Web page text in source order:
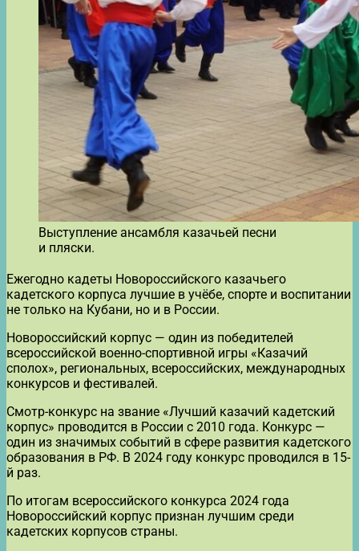
Выступление ансамбля казачьей песни
и пляски.
Ежегодно кадеты Новороссийского казачьего
кадетского корпуса лучшие в учёбе, спорте и воспитании
не только на Кубани, но и в России.
Новороссийский корпус — один из победителей
всероссийской военно-спортивной игры «Казачий
сполох», региональных, всероссийских, международных
конкурсов и фестивалей.
Смотр-конкурс на звание «Лучший казачий кадетский
корпус» проводится в России с 2010 года. Конкурс —
один из значимых событий в сфере развития кадетского
образования в РФ. В 2024 году конкурс проводился в 15-
й раз.
По итогам всероссийского конкурса 2024 года
Новороссийский корпус признан лучшим среди
кадетских корпусов страны.